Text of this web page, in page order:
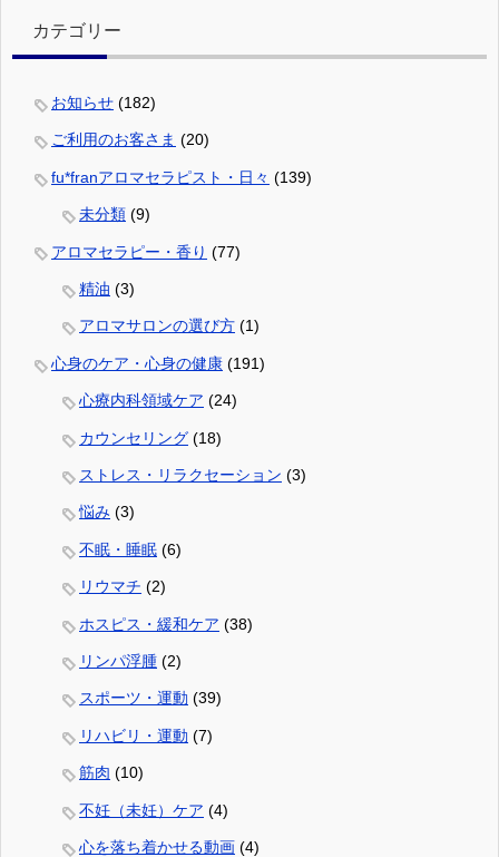
カテゴリー
お知らせ (182)
ご利用のお客さま (20)
fu*franアロマセラピスト・日々 (139)
未分類 (9)
アロマセラピー・香り (77)
精油 (3)
アロマサロンの選び方 (1)
心身のケア・心身の健康 (191)
心療内科領域ケア (24)
カウンセリング (18)
ストレス・リラクセーション (3)
悩み (3)
不眠・睡眠 (6)
リウマチ (2)
ホスピス・緩和ケア (38)
リンパ浮腫 (2)
スポーツ・運動 (39)
リハビリ・運動 (7)
筋肉 (10)
不妊（未妊）ケア (4)
心を落ち着かせる動画 (4)